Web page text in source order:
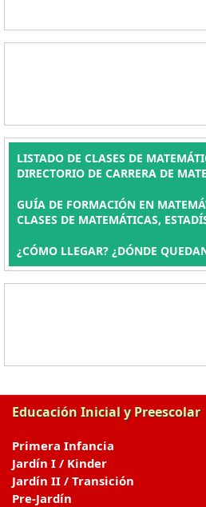
LISTADO DE CLASES DE
DIRECTORIO DE CARRERA DE
GUÍA DE FORMACIÓN EN
CLASES DE MATEMÁTICAS,
¿CÓMO LLEGAR? ¿DÓNDE
Educación Inicial y Preescolar
Primera Infancia
Jardín I / Kinder
Jardín II / Transición
Pre-Jardín